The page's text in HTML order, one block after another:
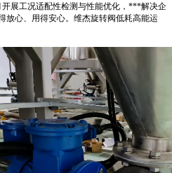
展工况适配性检测与性能优化，***解决企
放心、用得安心。维杰旋转阀低耗高能运